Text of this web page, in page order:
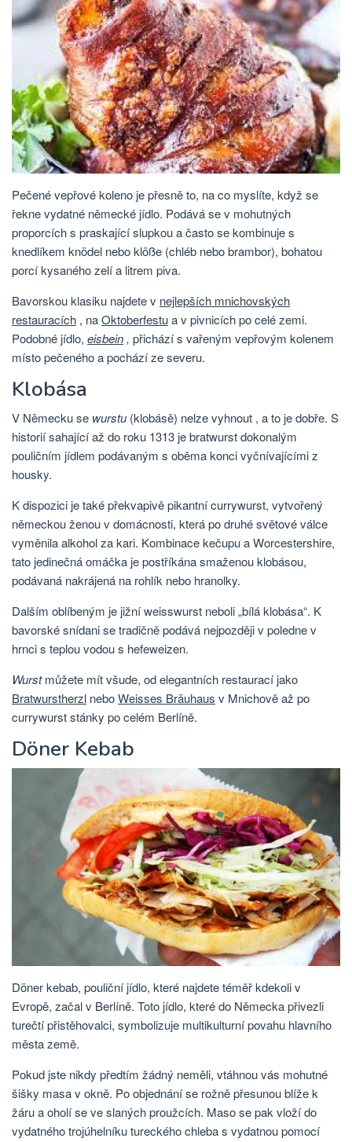
Pečené vepřové koleno je přesně to, na co myslíte, když se
řekne vydatné německé jídlo. Podává se v mohutných
proporcích s praskající slupkou a často se kombinuje s
knedlíkem knödel nebo klöße (chléb nebo brambor), bohatou
porcí kysaného zelí a litrem piva.
Bavorskou klasiku najdete v nejlepších mnichovských
restauracích , naOktoberfestua v pivnicích po celé zemi.
Podobné jídlo, eisbein, přichází s vařeným vepřovým kolenem
místo pečeného a pochází ze severu.
Klobása
V Německu se wurstu (klobásě) nelze vyhnout , a to je dobře. S
historií sahající až do roku 1313 je bratwurst dokonalým
pouličním jídlem podávaným s oběma konci vyčnívajícími z
housky.
K dispozici je také překvapivě pikantní currywurst, vytvořený
německou ženou v domácnosti, která po druhé světové válce
vyměnila alkohol za kari. Kombinace kečupu a Worcestershire,
tato jedinečná omáčka je postříkána smaženou klobásou,
podávaná nakrájená na rohlík nebo hranolky.
Dalším oblíbeným je jižní weisswurst neboli „bílá klobása“. K
bavorské snídani se tradičně podává nejpozději v poledne v
hrnci s teplou vodou s hefeweizen.
Wurstmůžete mít všude, od elegantních restaurací jako
Bratwurstherzl neboWeisses Bräuhaus v Mnichově až po
currywurst stánky po celém Berlíně.
Döner Kebab
Döner kebab, pouliční jídlo, které najdete téměř kdekoli v
Evropě, začal v Berlíně. Toto jídlo, které do Německa přivezli
turečtí přistěhovalci, symbolizuje multikulturní povahu hlavního
města země.
Pokud jste nikdy předtím žádný neměli, vtáhnou vás mohutné
šišky masa v okně. Po objednání se rožně přesunou blíže k
žáru a oholí se ve slaných proužcích. Maso se pak vloží do
vydatného trojúhelníku tureckého chleba s vydatnou pomocí